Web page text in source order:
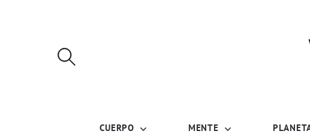
CUERPO MENTE